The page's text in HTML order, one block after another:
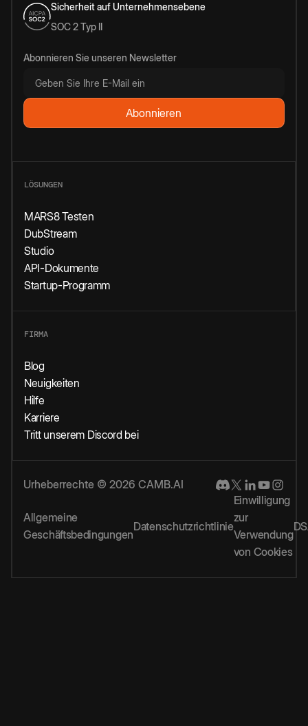
Sicherheit auf Unternehmensebene
SOC 2 Typ II
Abonnieren Sie unseren Newsletter
LÖSUNGEN
MARS8 Testen
DubStream
Studio
API-Dokumente
Startup-Programm
FIRMA
Blog
Neuigkeiten
Hilfe
Karriere
Tritt unserem Discord bei
Urheberrechte © 2026 CAMB.AI
Allgemeine
Geschäftsbedingungen
Datenschutzrichtlinie
Einwilligung
zur
Verwendung
von Cookies